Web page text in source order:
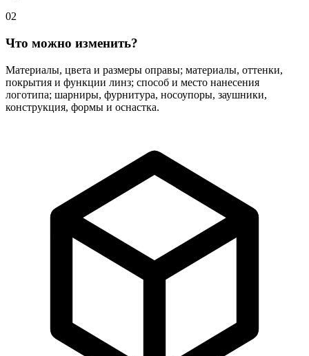
02
Что можно изменить?
Материалы, цвета и размеры оправы; материалы, оттенки,
покрытия и функции линз; способ и место нанесения
логотипа; шарниры, фурнитура, носоупоры, заушники,
конструкция, формы и оснастка.